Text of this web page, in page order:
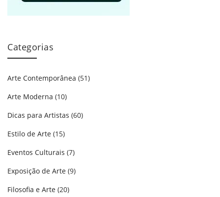
Categorias
Arte Contemporânea (51)
Arte Moderna (10)
Dicas para Artistas (60)
Estilo de Arte (15)
Eventos Culturais (7)
Exposição de Arte (9)
Filosofia e Arte (20)